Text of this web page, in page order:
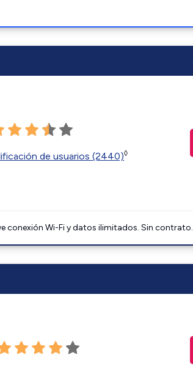
de usuarios (2440)◊
conexión Wi-Fi y datos ilimitados. Sin contrato.